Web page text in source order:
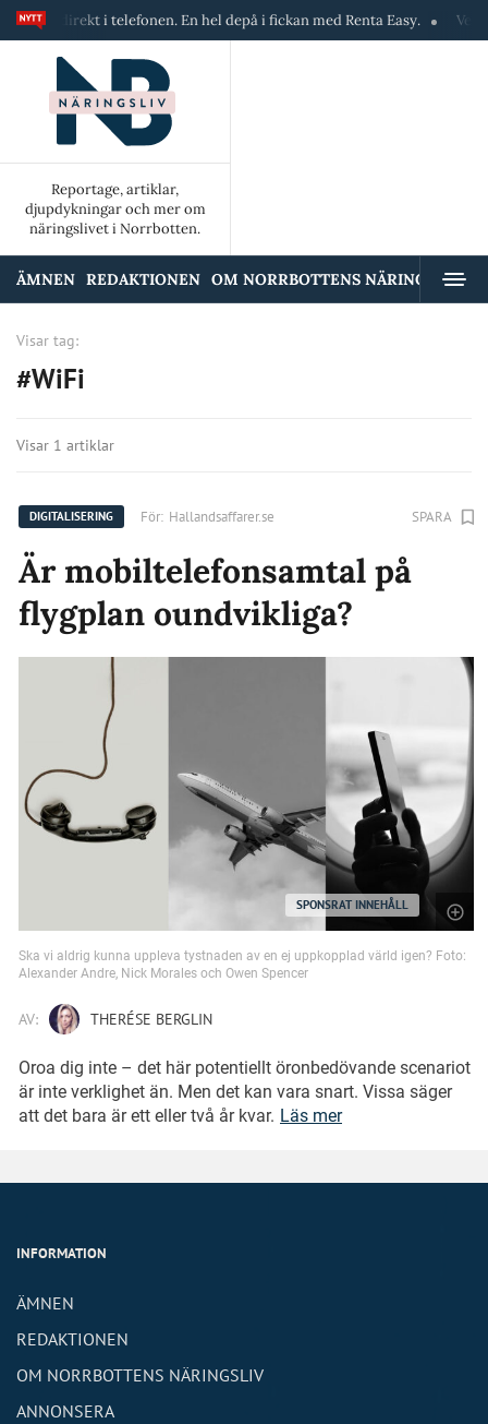
direkt i telefonen. En hel depå i fickan med Renta Easy.
Reportage, artiklar,
djupdykningar och mer om
näringslivet i Norrbotten.
ÄMNEN REDAKTIONEN OM NORRBOTTENS NÄRINGSLIV
Visar tag:
#WiFi
Visar 1 artiklar
DIGITALISERING För: Hallandsaffarer.se SPARA
Är mobiltelefonsamtal på
flygplan oundvikliga?
SPONSRAT INNEHÅLL
Ska vi aldrig kunna uppleva tystnaden av en ej uppkopplad värld igen? Foto:
Alexander Andre, Nick Morales och Owen Spencer
AV: THERÉSE BERGLIN
Oroa dig inte – det här potentiellt öronbedövande scenariot
är inte verklighet än. Men det kan vara snart. Vissa säger
att det bara är ett eller två år kvar. Läs mer
INFORMATION
ÄMNEN
REDAKTIONEN
OM NORRBOTTENS NÄRINGSLIV
ANNONSERA